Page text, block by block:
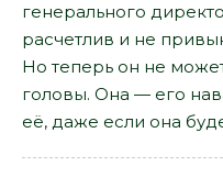
генерального
расчетлив и не
Но теперь он не
головы. Она — его
её, даже если она